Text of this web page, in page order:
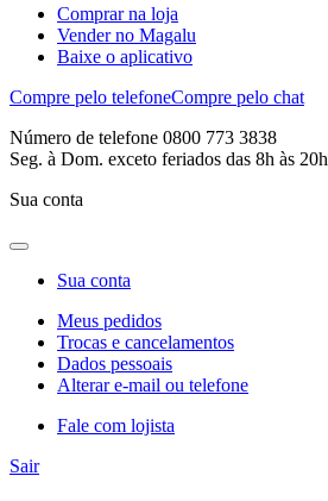
Comprar na loja
Vender no Magalu
Baixe o aplicativo
Compre pelo telefoneCompre pelo chat
Número de telefone 0800 773 3838
Seg. à Dom. exceto feriados das 8h às 20h
Sua conta
Sua conta
Meus pedidos
Trocas e cancelamentos
Dados pessoais
Alterar e-mail ou telefone
Fale com lojista
Sair